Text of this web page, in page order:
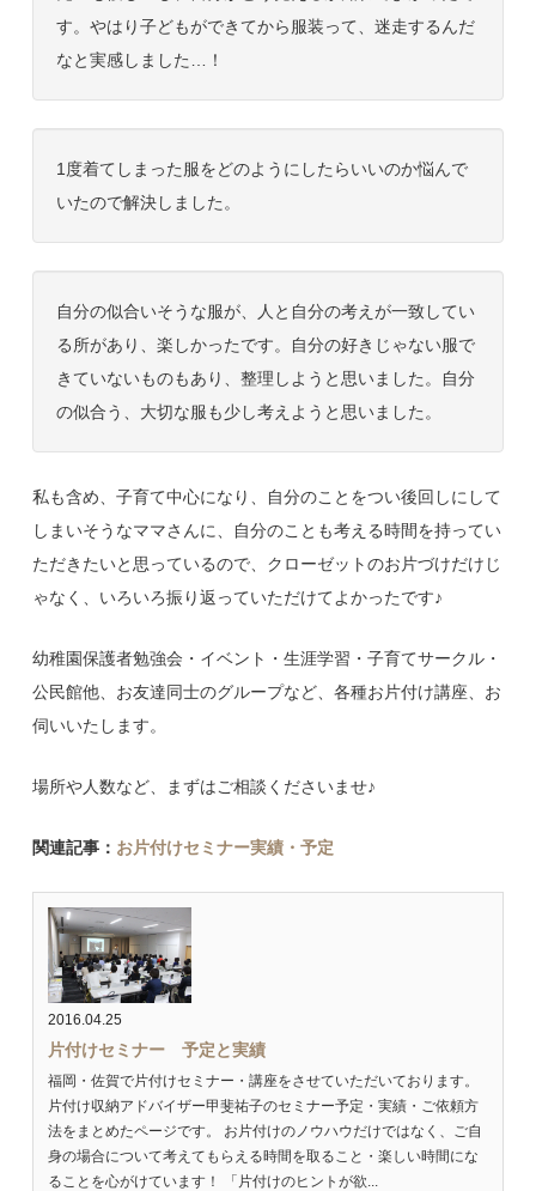
す。やはり子どもができてから服装って、迷走するんだ
なと実感しました…！
1度着てしまった服をどのようにしたらいいのか悩んで
いたので解決しました。
自分の似合いそうな服が、人と自分の考えが一致してい
る所があり、楽しかったです。自分の好きじゃない服で
きていないものもあり、整理しようと思いました。自分
の似合う、大切な服も少し考えようと思いました。
私も含め、子育て中心になり、自分のことをつい後回しにして
しまいそうなママさんに、自分のことも考える時間を持ってい
ただきたいと思っているので、クローゼットのお片づけだけじ
ゃなく、いろいろ振り返っていただけてよかったです♪
幼稚園保護者勉強会・イベント・生涯学習・子育てサークル・
公民館他、お友達同士のグループなど、各種お片付け講座、お
伺いいたします。
場所や人数など、まずはご相談くださいませ♪
関連記事： お片付けセミナー実績・予定
2016.04.25
片付けセミナー 予定と実績
福岡・佐賀で片付けセミナー・講座をさせていただいております。
片付け収納アドバイザー甲斐祐子のセミナー予定・実績・ご依頼方
法をまとめたページです。 お片付けのノウハウだけではなく、ご自
身の場合について考えてもらえる時間を取ること・楽しい時間にな
ることを心がけています！ 「片付けのヒントが欲...